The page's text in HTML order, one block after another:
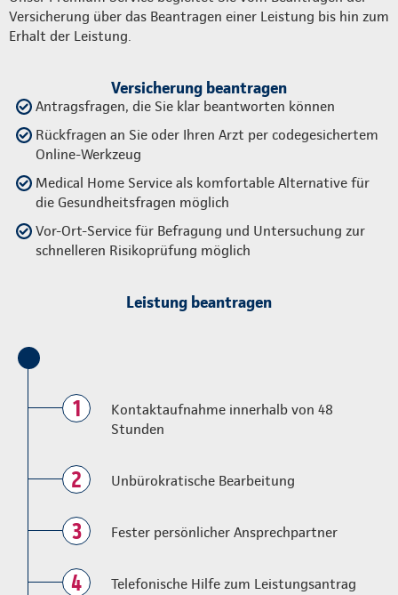
Versicherung über das Beantragen einer Leistung bis hin zum
Erhalt der Leistung.
Versicherung beantragen
Antragsfragen, die Sie klar beantworten können
Rückfragen an Sie oder Ihren Arzt per codegesichertem
Online-Werkzeug
Medical Home Service als komfortable Alternative für
die Gesundheitsfragen möglich
Vor-Ort-Service für Befragung und Untersuchung zur
schnelleren Risikoprüfung möglich
Leistung beantragen
1
Kontaktaufnahme innerhalb von 48
Stunden
2 Unbürokratische Bearbeitung
3 Fester persönlicher Ansprechpartner
4
Telefonische Hilfe zum Leistungsantrag